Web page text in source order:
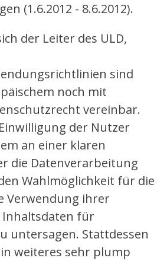
(1.6.2012 - 8.6.2012).
der Leiter des ULD,
sind
noch mit
vereinbar.
der Nutzer
an einer klaren
die Datenverarbeitung
Wahlmöglichkeit für die
Verwendung ihrer
für
untersagen. Stattdessen
weiteres sehr plump